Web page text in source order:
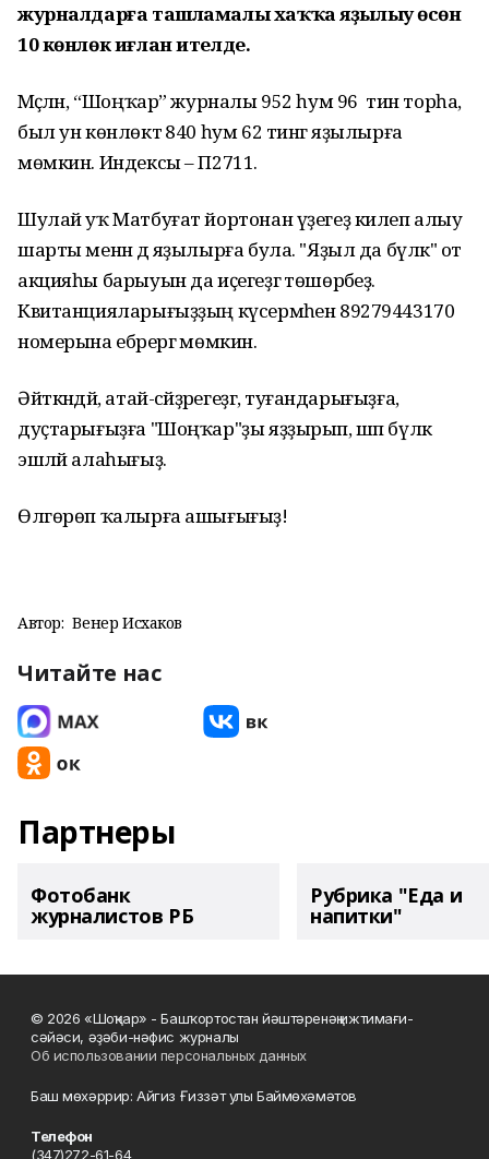
журналдарға ташламалы хаҡҡа яҙылыу өсөн
10 көнлөк иғлан ителде.
Мәҫәлән, “Шоңҡар” журналы 952 һум 96 тин торһа,
был ун көнлөктә 840 һум 62 тингә яҙылырға
мөмкин. Индексы – П2711.
Шулай уҡ Матбуғат йортонан үҙегеҙ килеп алыу
шарты менән дә яҙылырға була. "Яҙыл да бүләк" от
акцияһы барыуын да иҫегеҙгә төшөрәбеҙ.
Квитанцияларығыҙҙың күсермәһен 89279443170
номерына ебәрергә мөмкин.
Әйткәндәй, атай-әсәйҙәрегеҙгә, туғандарығыҙға,
дуҫтарығыҙға "Шоңҡар"ҙы яҙҙырып, шәп бүләк
эшләй алаһығыҙ.
Өлгөрөп ҡалырға ашығығыҙ!
Автор: Венер Исхаков
Читайте нас
Партнеры
Фотобанк
журналистов РБ
Рубрика "Еда и
напитки"
© 2026 «Шоңҡар» - Башҡортостан йәштәренәң ижтимағи-
сәйәси, әҙәби-нәфис журналы
Об использовании персональных данных
Баш мөхәррир: Айгиз Ғиззәт улы Баймөхәмәтов
Телефон
(347)272-61-64